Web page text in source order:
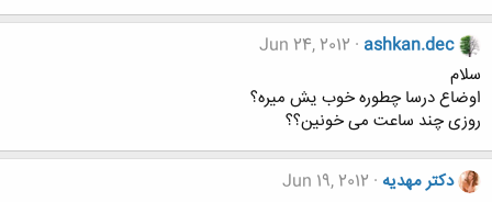
ashkan.dec
Jun 24, 2012
سلام
اوضاع درسا چطوره خوب یش میره؟
روزی چند ساعت می خونین؟؟
دکتر مهدیه Jun 19, 2012